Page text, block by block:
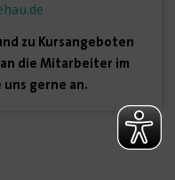
zu Kursangeboten
die Mitarbeiter im
gerne an.